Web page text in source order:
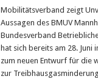
Mobilitätsverband zeigt
Aussagen des BMUV
Bundesverband
hat sich bereits am 28. Juni
zum neuen Entwurf für die
zur